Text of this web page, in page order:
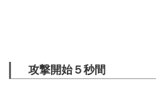
攻撃開始５秒間